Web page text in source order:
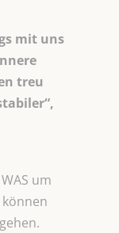
mit uns
treu
um